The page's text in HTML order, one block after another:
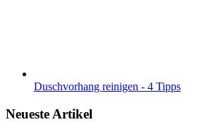
Duschvorhang reinigen - 4 Tipps
Neueste Artikel